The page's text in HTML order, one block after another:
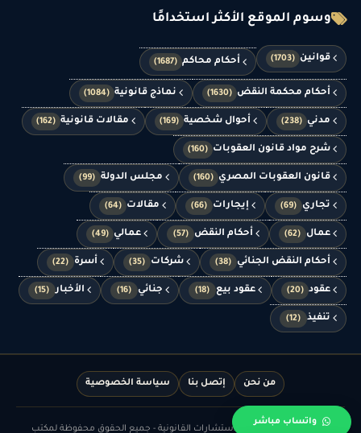
واتساب مباشر
وسوم الموقع الأكثر استخدامًا
قوانين (1703) أحكام محاكم (1687)
أحكام محكمة النقض (1630) نماذج قانونية (1084)
مدني (238) أحوال شخصية (169) مقالات قانونية (162)
شرح مواد قانون العقوبات (160)
قانون العقوبات المصري (160) مجلس الدولة (99)
تجاري (69) إيجارات (66) مقالات (64)
عمال (62) أحكام النقض (57) عمالي (49)
أحكام النقض الجنائي (38) شركات (35) أسرة (22)
عقود (20) عقود بيع (18) جنائي (16) الأخبار (15)
تنفيذ (12)
من نحن إتصل بنا سياسة الخصوصية
© الدهشان للمحاماة والاستشارات القانونية - جميع الحقوق محفوظة لمكتب